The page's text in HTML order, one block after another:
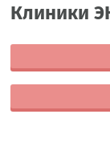
Клиники